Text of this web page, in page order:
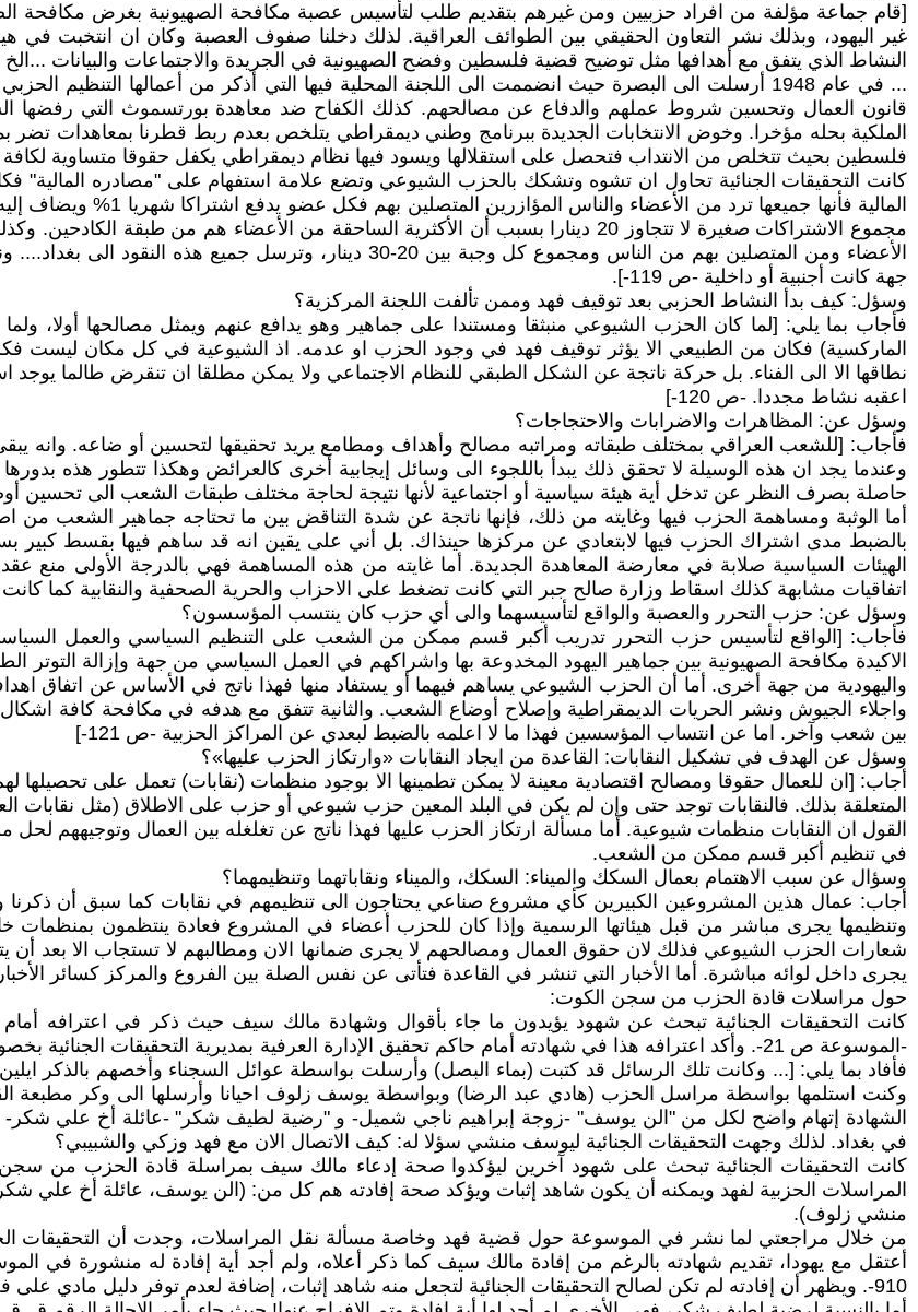
[قام جماعة مؤلفة من افراد حزبيين ومن غيرهم بتقديم طلب لتأسيس عصبة مكافحة الصهيونية بغرض مكافحة
غير اليهود، وبذلك نشر التعاون الحقيقي بين الطوائف العراقية. لذلك دخلنا صفوف العصبة وكان ان انتخبت في
النشاط الذي يتفق مع أهدافها مثل توضيح قضية فلسطين وفضح الصهيونية في الجريدة والاجتماعات والبيانات ...الخ
... في عام 1948 أرسلت الى البصرة حيث انضممت الى اللجنة المحلية فيها التي أذكر من أعمالها التنظيم
قانون العمال وتحسين شروط عملهم والدفاع عن مصالحهم. كذلك الكفاح ضد معاهدة بورتسموث التي
الملكية بحله مؤخرا. وخوض الانتخابات الجديدة ببرنامج وطني ديمقراطي يتلخص بعدم ربط قطرنا بمعاهدات تضر
فلسطين بحيث تتخلص من الانتداب فتحصل على استقلالها ويسود فيها نظام ديمقراطي يكفل حقوقا متساوية لكافة
كانت التحقيقات الجنائية تحاول ان تشوه وتشكك بالحزب الشيوعي وتضع علامة استفهام على "مصادره
المالية فأنها جميعها ترد من
الأعضاء ومن المتصلين بهم من الناس ومجموع كل وجبة بين 20-30
جهة كانت أجنبية أو داخلية -ص 119-].
وسؤل: كيف بدأ النشاط الحزبي بعد توقيف فهد وممن تألفت اللجنة المركزية؟
فأجاب بما يلي: [لما كان الحزب الشيوعي منبثقا ومستندا على جماهير وهو يدافع عنهم ويمثل مصالحها
الماركسية) فكان من الطبيعي الا يؤثر توقيف فهد في وجود الحزب او عدمه. اذ الشيوعية في كل مكان ليست
نطاقها الا الى الفناء. بل حركة ناتجة عن الشكل الطبقي للنظام الاجتماعي ولا يمكن مطلقا ان تنقرض طالما يوجد
اعقبه نشاط مجددا. -ص 120-]
وسؤل عن: المظاهرات والاضرابات والاحتجاجات؟
فأجاب: [للشعب العراقي بمختلف طبقاته ومراتبه مصالح وأهداف ومطامع يريد تحقيقها لتحسين أو ضاعه. وانه
وعندما يجد ان هذه الوسيلة لا تحقق ذلك يبدأ باللجوء الى وسائل إيجابية أخرى كالعرائض وهكذا تتطور هذه
حاصلة بصرف النظر عن تدخل أية هيئة سياسية أو اجتماعية لأنها نتيجة لحاجة مختلف طبقات الشعب الى تحسين
أما الوثبة ومساهمة الحزب فيها وغايته من ذلك، فإنها ناتجة عن شدة التناقض بين ما تحتاجه جماهير الشعب من
بالضبط مدى اشتراك الحزب فيها لابتعادي عن مركزها حينذاك. بل أني على يقين انه قد ساهم فيها بقسط
الهيئات السياسية صلابة في معارضة المعاهدة الجديدة. أما غايته من هذه المساهمة فهي بالدرجة الأولى منع عقد
اتفاقيات مشابهة كذلك اسقاط وزارة صالح جبر التي كانت تضغط على الاحزاب والحرية الصحفية والنقابية كما كانت لا
وسؤل عن: حزب التحرر والعصبة والواقع لتأسيسهما والى أي حزب كان ينتسب المؤسسون؟
فأجاب: [الواقع لتأسيس حزب التحرر تدريب أكبر قسم ممكن من الشعب على التنظيم السياسي والعمل
الاكيدة مكافحة الصهيونية بين جماهير اليهود المخدوعة بها واشراكهم في العمل السياسي من جهة وإزالة
واليهودية من جهة أخرى. أما أن الحزب الشيوعي يساهم فيهما أو يستفاد منها فهذا ناتج في الأساس عن اتفاق
واجلاء الجيوش ونشر الحريات الديمقراطية وإصلاح أوضاع الشعب. والثانية تتفق مع هدفه في مكافحة كافة اشكال
بين شعب وآخر. اما عن انتساب المؤسسين فهذا ما لا اعلمه بالضبط لبعدي عن المراكز الحزبية -ص 121-]
وسؤل عن الهدف في تشكيل النقابات: القاعدة من ايجاد النقابات «وارتكاز الحزب عليها»؟
أجاب: [ان للعمال حقوقا ومصالح اقتصادية معينة لا يمكن تطمينها الا بوجود منظمات (نقابات) تعمل على
المتعلقة بذلك. فالنقابات توجد حتى وإن لم يكن في البلد المعين حزب شيوعي أو حزب على الاطلاق (مثل نقابات
القول ان النقابات منظمات شيوعية. أما مسألة ارتكاز الحزب عليها فهذا ناتج عن تغلغله بين العمال وتوجيههم
في تنظيم أكبر قسم ممكن من الشعب.
وسؤال عن سبب الاهتمام بعمال السكك والميناء: السكك، والميناء ونقاباتهما وتنظيمهما؟
أجاب: عمال هذين المشروعين الكبيرين كأي مشروع صناعي يحتاجون الى تنظيمهم في نقابات كما سبق أن ذكرنا
شعارات الحزب الشيوعي فذلك لان حقوق العمال ومصالحهم لا يجرى ضمانها الان ومطالبهم لا تستجاب الا بعد
يجرى داخل لوائه مباشرة. أما الأخبار التي تنشر في القاعدة فتأتى عن نفس الصلة بين الفروع والمركز كسائر الأخبار
حول مراسلات قادة الحزب من سجن الكوت:
كانت التحقيقات الجنائية تبحث عن شهود يؤيدون ما جاء بأقوال وشهادة مالك سيف حيث ذكر في اعترافه أمام
-الموسوعة ص 21-. وأكد اعترافه هذا في شهادته أمام حاكم تحقيق الإدارة العرفية بمديرية التحقيقات
فأفاد بما يلي: [... وكانت تلك الرسائل قد كتبت (بماء البصل) وأرسلت بواسطة عوائل السجناء وأخصهم بالذكر
الشهادة إتهام واضح لكل من "الن يوسف" -زوجة إبراهيم ناجي شميل- و "رضية لطيف شكر" -عائلة أخ علي
في بغداد. لذلك وجهت التحقيقات الجنائية ليوسف منشي سؤلا له: كيف الاتصال الان مع فهد وزكي والشبيبي؟
كانت التحقيقات الجنائية تبحث على شهود آخرين ليؤكدوا صحة إدعاء مالك سيف بمراسلة قادة الحزب من
منشي زلوف).
من خلال مراجعتي لما نشر في الموسوعة حول قضية فهد وخاصة مسألة نقل المراسلات، وجدت أن التحقيقات
أعتقل مع يهودا، تقديم شهادته بالرغم من إفادة مالك سيف كما ذكر أعلاه، ولم أجد أية إفادة له منشورة
910-. ويظهر أن إفادته لم تكن لصالح التحقيقات الجنائية لتجعل منه شاهد إثبات، إضافة لعدم توفر دليل مادي على فعله هذا.